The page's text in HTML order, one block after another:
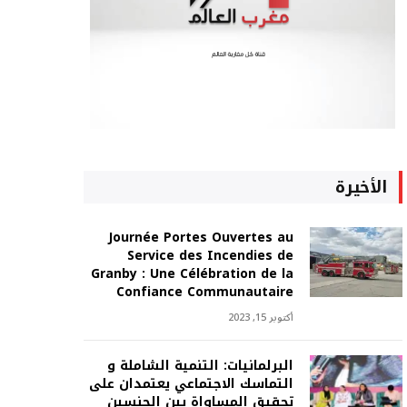
الأخيرة
Journée Portes Ouvertes au
Service des Incendies de
Granby : Une Célébration de la
Confiance Communautaire
أكتوبر 15, 2023
البرلمانيات: التنمية الشاملة و
التماسك الاجتماعي يعتمدان على
تحقيق المساواة بين الجنسين